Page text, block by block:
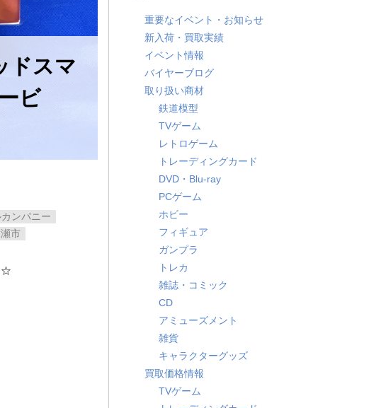
ドスマ
ビ
ンパニー
市
☆
重要なイベント・お知らせ
新入荷・買取実績
イベント情報
バイヤーブログ
取り扱い商材
鉄道模型
TVゲーム
レトロゲーム
トレーディングカード
DVD・Blu-ray
PCゲーム
ホビー
フィギュア
ガンプラ
トレカ
雑誌・コミック
CD
アミューズメント
雑貨
キャラクターグッズ
買取価格情報
TVゲーム